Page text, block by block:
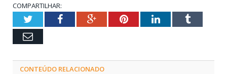
COMPARTILHAR:
TwitterFacebookGoogle+PinterestLinkedInTumblr
Email
CONTEÚDO RELACIONADO